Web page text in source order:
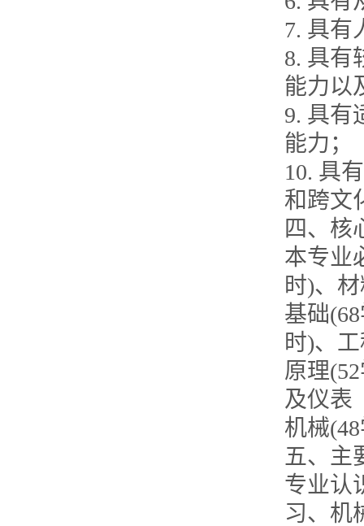
7. 具有
8. 具有
能力以
9. 具有
能力；
10. 具
和跨文
四、核
本专业
时)、
基础
时)、
原理
及仪表
机械
五、主
专业认
习、机